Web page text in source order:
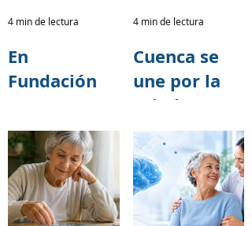
En
Fundación
creemos que
cada acto de
solidaridad
tiene el
4 min de lectura
Cuenca se
une por la
salud
cerebral:
Fundación
TASE
fortalece
4 min de lectura